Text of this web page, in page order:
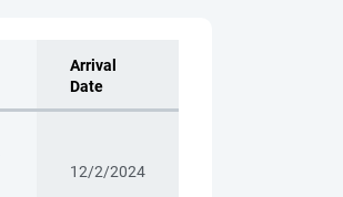
Arrival
Date
12/2/2024